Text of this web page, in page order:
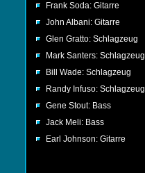
Frank Soda: Gitarre
John Albani: Gitarre
Glen Gratto: Schlagzeug
Mark Santers: Schlagzeug
Bill Wade: Schlagzeug
Randy Infuso: Schlagzeug
Gene Stout: Bass
Jack Meli: Bass
Earl Johnson: Gitarre